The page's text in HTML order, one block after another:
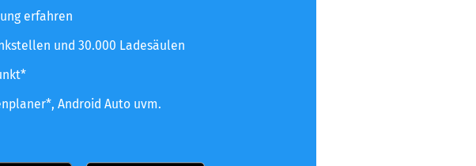
erfahren
und 30.000 Ladesäulen
Android Auto uvm.